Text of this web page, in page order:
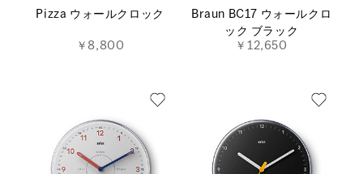
Pizza ウォールクロック
￥8,800
Braun BC17 ウォールクロ
ック ブラック
￥12,650